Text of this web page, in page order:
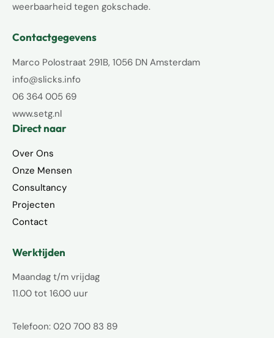
weerbaarheid tegen gokschade.
Contactgegevens
Marco Polostraat 291B, 1056 DN Amsterdam
info@slicks.info
06 364 005 69
www.setg.nl
Direct naar
Over Ons
Onze Mensen
Consultancy
Projecten
Contact
Werktijden
Maandag t/m vrijdag
11.00 tot 16.00 uur
Telefoon: 020 700 83 89